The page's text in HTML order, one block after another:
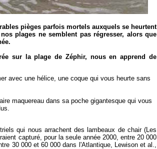
pièges parfois mortels auxquels se heurtent
plages ne semblent pas régresser, alors que
sur la plage de Zéphir, nous en apprend de
avec une hélice, une coque qui vous heurte sans
maquereau dans sa poche gigantesque qui vous
qui nous arrachent des lambeaux de chair (Les
capturé, pour la seule année 2000, entre 20 000
30 000 et 60 000 dans l'Atlantique, Lewison et al.,